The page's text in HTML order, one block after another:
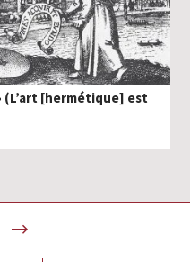
[hermétique] est